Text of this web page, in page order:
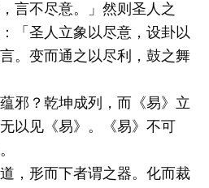
不尽意。」然则圣人之
「圣人立象以尽意，设卦以
。变而通之以尽利，鼓之舞
？乾坤成列，而《易》立
以见《易》。《易》不可
形而下者谓之器。化而裁